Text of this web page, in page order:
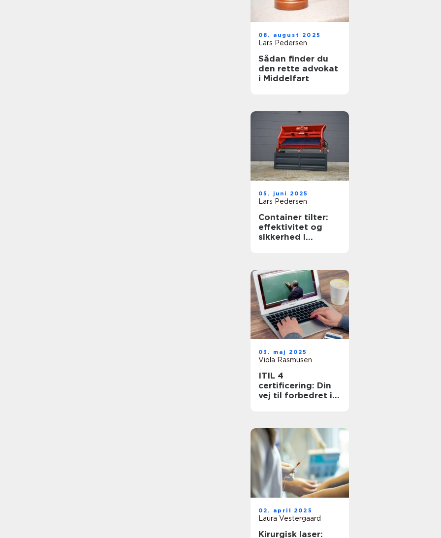
08. august 2025
Lars Pedersen
Sådan finder du
den rette advokat
i Middelfart
05. juni 2025
Lars Pedersen
Container tilter:
effektivitet og
sikkerhed i
03. maj 2025
Viola Rasmusen
ITIL 4
certificering: Din
vej til forbedret it-
02. april 2025
Laura Vestergaard
Kirurgisk laser: